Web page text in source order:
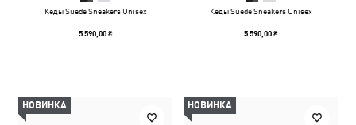
Кеды Suede Sneakers Unisex
5 590,00 ₴
Кеды Suede Sneakers Unisex
5 590,00 ₴
НОВИНКА НОВИНКА